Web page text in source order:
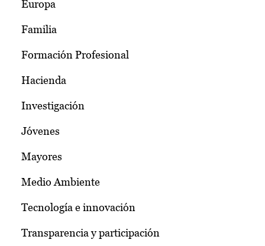
Europa
Familia
Formación Profesional
Hacienda
Investigación
Jóvenes
Mayores
Medio Ambiente
Tecnología e innovación
Transparencia y participación